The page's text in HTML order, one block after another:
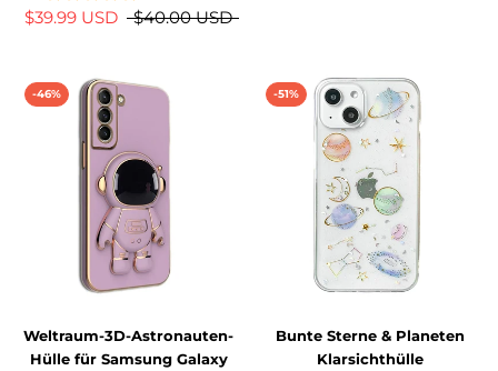
$39.99 USD $40.00 USD
-46%
Weltraum-3D-Astronauten-
Hülle für Samsung Galaxy
-51%
Bunte Sterne & Planeten
Klarsichthülle